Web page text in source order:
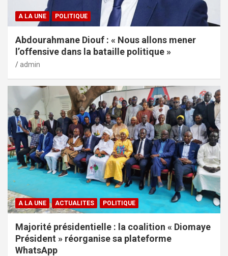
A LA UNE POLITIQUE
Abdourahmane Diouf : « Nous allons mener
l’offensive dans la bataille politique »
admin
A LA UNE ACTUALITES POLITIQUE
Majorité présidentielle : la coalition « Diomaye
Président » réorganise sa plateforme
WhatsApp